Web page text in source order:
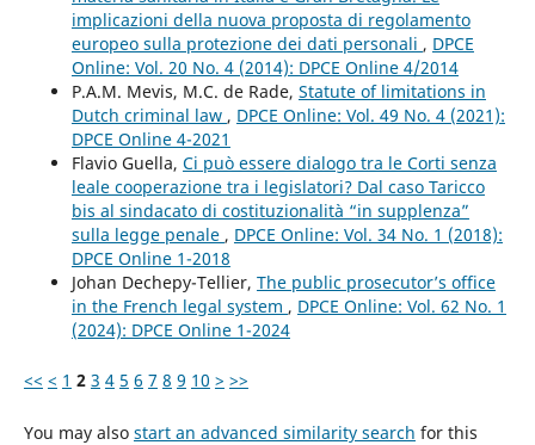
implicazioni della nuova proposta di regolamento
europeo sulla protezione dei dati personali , DPCE
Online: Vol. 20 No. 4 (2014): DPCE Online 4/2014
P.A.M. Mevis, M.C. de Rade, Statute of limitations in
Dutch criminal law , DPCE Online: Vol. 49 No. 4 (2021):
DPCE Online 4-2021
Flavio Guella, Ci può essere dialogo tra le Corti senza
leale cooperazione tra i legislatori? Dal caso Taricco
bis al sindacato di costituzionalità “in supplenza”
sulla legge penale , DPCE Online: Vol. 34 No. 1 (2018):
DPCE Online 1-2018
Johan Dechepy-Tellier, The public prosecutor’s office
in the French legal system , DPCE Online: Vol. 62 No. 1
(2024): DPCE Online 1-2024
<< < 1 2 3 4 5 6 7 8 9 10 > >>
You may also start an advanced similarity search for this